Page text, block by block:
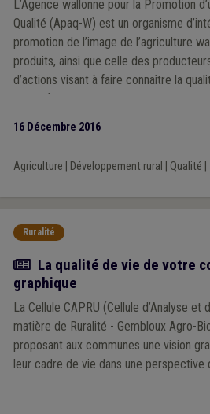
L’Agence wallonne pour la Promotion
Qualité (Apaq-W) est un organisme
promotion de l’image de l’agriculture
produits, ainsi que celle des
d’actions visant à faire connaître la
savoir-faire wallon en la matière.
pouvoirs locaux.
16 Décembre 2016
Agriculture Développement rural Qualité
Ruralité
Actualité
La qualité de vie de votre
graphique
La Cellule CAPRU (Cellule d’Analyse
matière de Ruralité - Gembloux Agro-
proposant aux communes une vision
leur cadre de vie dans une